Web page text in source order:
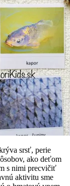
srsť, perie
ako deťom
s nimi precvičiť
aktivitu sme